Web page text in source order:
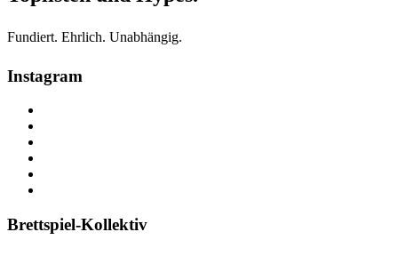
Fundiert. Ehrlich. Unabhängig.
Instagram
Brettspiel-Kollektiv